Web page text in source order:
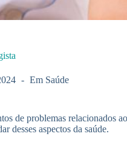
Em Saúde
de problemas relacionados
desses aspectos da saúde.